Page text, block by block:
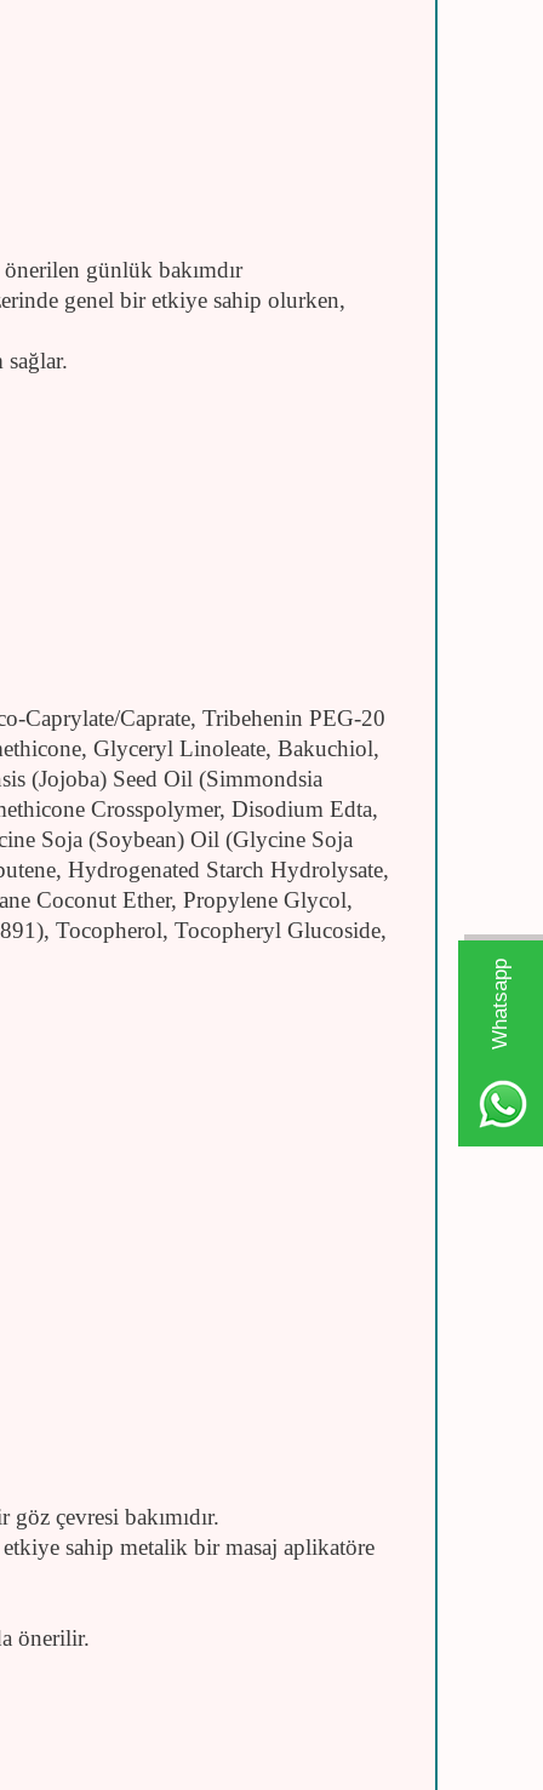
W
h
t
s
a
p
p
D
e
s
e
H
a
t
t
günlük bakımdır
genel bir etkiye sahip olurken,
Caprylate/Caprate, Tribehenin PEG-20
Glyceryl Linoleate, Bakuchiol,
(Jojoba) Seed Oil (Simmondsia
Crosspolymer, Disodium Edta,
Soja (Soybean) Oil (Glycine Soja
Hydrogenated Starch Hydrolysate,
Coconut Ether, Propylene Glycol,
Tocopherol, Tocopheryl Glucoside,
çevresi bakımıdır.
sahip metalik bir masaj aplikatöre
önerilir.